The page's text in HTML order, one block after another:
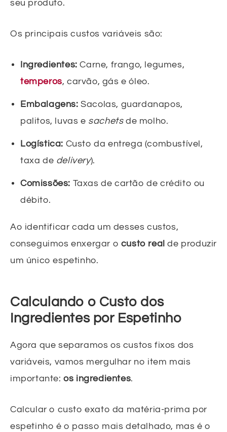
seu produto.
Os principais custos variáveis são:
Ingredientes: Carne, frango, legumes,
temperos, carvão, gás e óleo.
Embalagens: Sacolas, guardanapos,
palitos, luvas e sachetsde molho.
Logística: Custo da entrega (combustível,
taxa de delivery).
Comissões: Taxas de cartão de crédito ou
débito.
Ao identificar cada um desses custos,
conseguimos enxergar o custo real de produzir
um único espetinho.
Calculando o Custo dos
Ingredientes por Espetinho
Agora que separamos os custos fixos dos
variáveis, vamos mergulhar no item mais
importante:os ingredientes.
Calcular o custo exato da matéria-prima por
espetinho é o passo mais detalhado, mas é o